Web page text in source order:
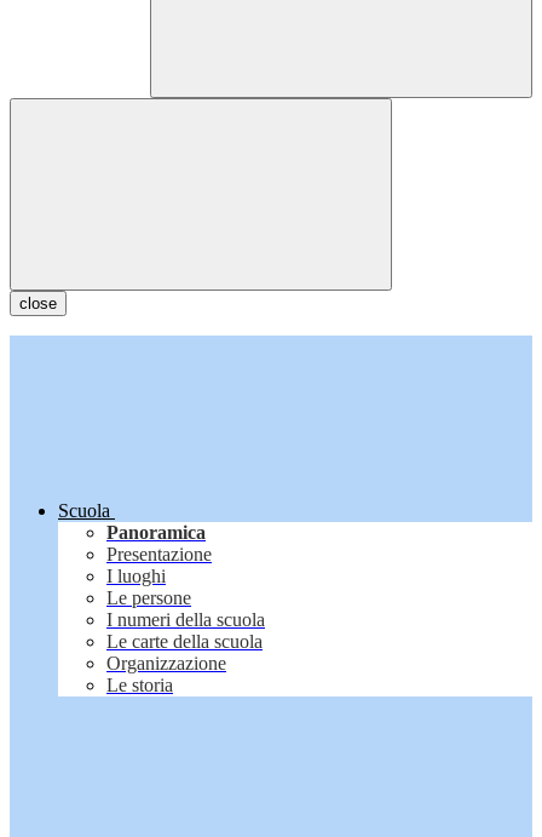
close
Scuola
Panoramica
Presentazione
I luoghi
Le persone
I numeri della scuola
Le carte della scuola
Organizzazione
Le storia